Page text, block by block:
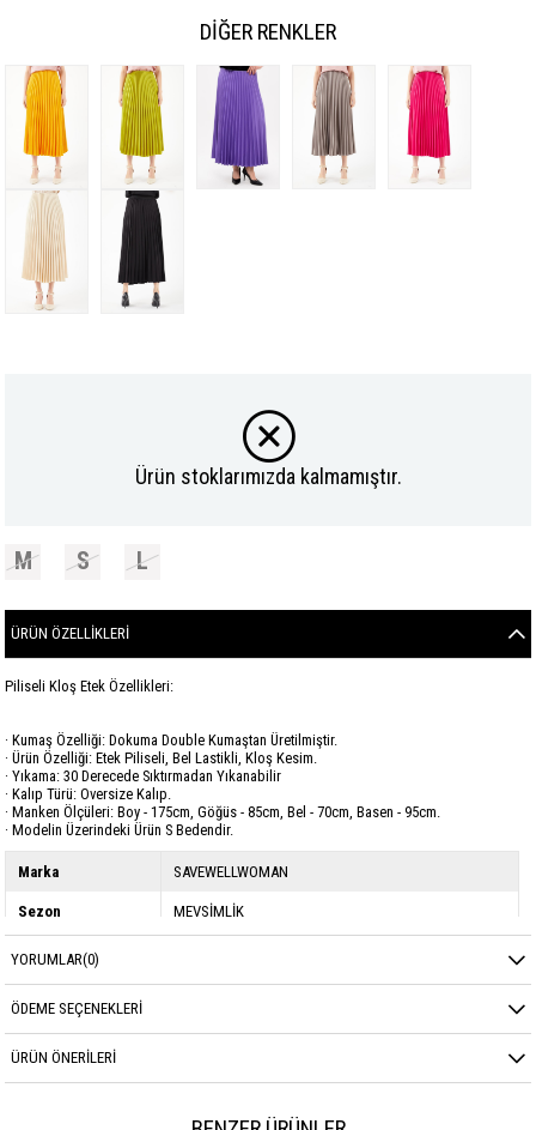
DIĞER RENKLER
Ürün stoklarımızda kalmamıştır.
M S L
ÜRÜN ÖZELLIKLERI
Piliseli Kloş Etek Özellikleri:
· Kumaş Özelliği: Dokuma Double Kumaştan Üretilmiştir.
· Ürün Özelliği: Etek Piliseli, Bel Lastikli, Kloş Kesim.
· Yıkama: 30 Derecede Sıktırmadan Yıkanabilir
· Kalıp Türü: Oversize Kalıp.
· Manken Ölçüleri: Boy - 175cm, Göğüs - 85cm, Bel - 70cm, Basen - 95cm.
· Modelin Üzerindeki Ürün S Bedendir.
Marka SAVEWELLWOMAN
Sezon MEVSİMLİK
Kumaş Cinsi
YORUMLAR(0)
ÖDEME SEÇENEKLERI
ÜRÜN ÖNERILERI